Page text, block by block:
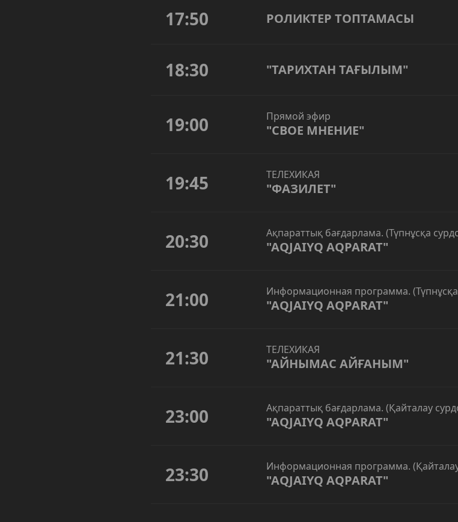
17:50 РОЛИКТЕР ТОПТАМАСЫ
18:30 "ТАРИХТАН ТАҒЫЛЫМ"
19:00 Прямой эфир
"СВОЕ МНЕНИЕ"
19:45 ТЕЛЕХИКАЯ
"ФАЗИЛЕТ"
20:30 Ақпараттық бағдарлама. (Түпнұсқа
"AQJAIYQ AQPARAT"
21:00 Информационная программа.
"AQJAIYQ AQPARAT"
21:30 ТЕЛЕХИКАЯ
"АЙНЫМАС АЙҒАНЫМ"
23:00 Ақпараттық бағдарлама. (Қайталау
"AQJAIYQ AQPARAT"
23:30 Информационная программа.
"AQJAIYQ AQPARAT"